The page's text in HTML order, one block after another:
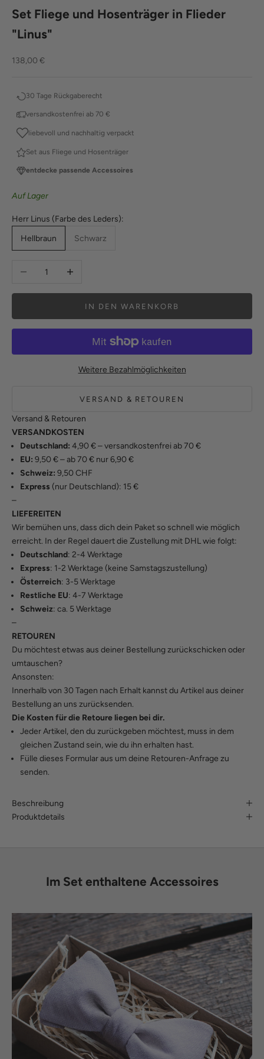
Set Fliege und Hosenträger in Flieder
"Linus"
Angebot
138,00 €
30 Tage Rückgaberecht
versandkostenfrei ab 70 €
liebevoll und nachhaltig verpackt
Set aus Fliege und Hosenträger
entdecke passende Accessoires
Auf Lager
Herr Linus (Farbe des Leders):
Hellbraun
Schwarz
Anzahl verringernAnzahl erhöhen
IN DEN WARENKORB
Weitere Bezahlmöglichkeiten
VERSAND & RETOUREN
Versand & Retouren
VERSANDKOSTEN
Deutschland: 4,90 € – versandkostenfrei ab 70 €
EU: 9,50 € – ab 70 € nur 6,90 €
Schweiz: 9,50 CHF
Express (nur Deutschland): 15 €
–
LIEFEREITEN
Wir bemühen uns, dass dich dein Paket so schnell wie möglich
erreicht. In der Regel dauert die Zustellung mit DHL wie folgt:
Deutschland: 2-4 Werktage
Express: 1-2 Werktage (keine Samstagszustellung)
Österreich: 3-5 Werktage
Restliche EU: 4-7 Werktage
Schweiz: ca. 5 Werktage
–
RETOUREN
Du möchtest etwas aus deiner Bestellung zurückschicken oder
umtauschen?
Ansonsten:
Innerhalb von 30 Tagen nach Erhalt kannst du Artikel aus deiner
Bestellung an uns zurücksenden.
Die Kosten für die Retoure liegen bei dir.
Jeder Artikel, den du zurückgeben möchtest, muss in dem
gleichen Zustand sein, wie du ihn erhalten hast.
Fülle dieses Formularaus um deine Retouren-Anfrage zu
senden.
Beschreibung
Produktdetails
Im Set enthaltene Accessoires